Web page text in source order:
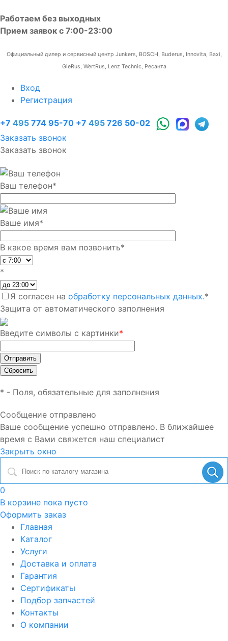
Работаем без выходных
Прием заявок с 7:00-23:00
Официальный дилер и сервисный центр Junkers, BOSCH, Buderus, Innovita, Baxi,
GieRus, WertRus, Lenz Technic, Ресанта
Вход
Регистрация
+7 495 774 95-70 +7 495 726 50-02
Заказать звонок
Заказать звонок
Ваш телефон*
Ваше имя*
В какое время вам позвонить*
*
Я согласен на обработку персональных данных.*
Защита от автоматического заполнения
Введите символы с картинки*
* - Поля, обязательные для заполнения
Сообщение отправлено
Ваше сообщение успешно отправлено. В ближайшее
время с Вами свяжется наш специалист
Закрыть окно
0
В корзине пока пусто
Оформить заказ
Главная
Каталог
Услуги
Доставка и оплата
Гарантия
Сертификаты
Подбор запчастей
Контакты
О компании